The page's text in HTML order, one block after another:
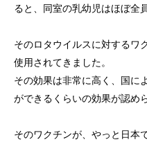
ると、同室の乳幼児はほぼ全
そのロタウイルスに対するワ
使用されてきました。
その効果は非常に高く、国に
ができるくらいの効果が認め
そのワクチンが、やっと日本